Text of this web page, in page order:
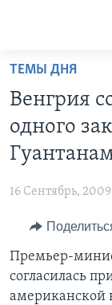
Перейти
основной
контент
Перейти
основной
навигации
Перейти
поиск
ПРОГРАММЫ
ИТОГИ
ПОЧЕМУ ЭТО
ДИСКУССИЯ
ПРОЕКТЫ
НАША
А КАК В
АРТЕФАКТЫ
ИНТЕРВЬЮ
ФАКТЫ
ЗА СВОБОДУ
УЧИМ
ТЕМЫ ДНЯ
Венгрия
одного
16 Сентябрь,
Премьер-
согласилась
американской